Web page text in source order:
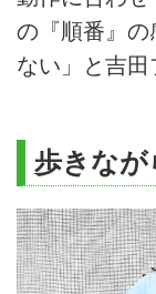
の『順番』
ない」と吉田
歩きなが